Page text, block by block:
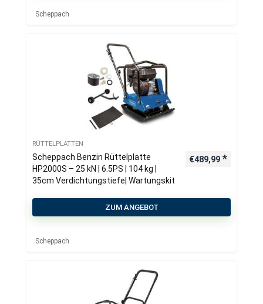
Scheppach
RÜTTELPLATTEN
Scheppach Benzin Rüttelplatte
HP2000S – 25 kN | 6.5PS | 104 kg |
35cm Verdichtungstiefe| Wartungskit
€489,99
ZUM ANGEBOT
Scheppach